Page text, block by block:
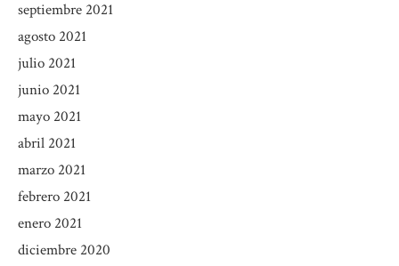
septiembre 2021
agosto 2021
julio 2021
junio 2021
mayo 2021
abril 2021
marzo 2021
febrero 2021
enero 2021
diciembre 2020